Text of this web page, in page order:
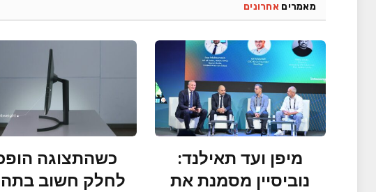
מאמרים אחרונים
מיפן ועד תאילנד:
נוביסיין מסמנת את
כשהתצוגה
לחלק חשוב